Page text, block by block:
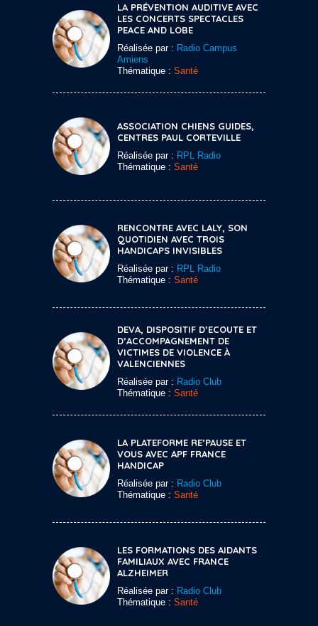
LA PRÉVENTION AUDITIVE AVEC
LES CONCERTS SPECTACLES
PEACE AND LOBE
Réalisée par : Radio Campus
Amiens
Thématique : Santé
ASSOCIATION CHIENS GUIDES,
CENTRES PAUL CORTEVILLE
Réalisée par : RPL Radio
Thématique : Santé
RENCONTRE AVEC LALY, SON
QUOTIDIEN AVEC TROIS
HANDICAPS INVISIBLES
Réalisée par : RPL Radio
Thématique : Santé
DEVA, DISPOSITIF D’ECOUTE ET
D’ACCOMPAGNEMENT DE
VICTIMES DE VIOLENCE À
VALENCIENNES
Réalisée par : Radio Club
Thématique : Santé
LA PLATEFORME RE’PAUSE ET
VOUS AVEC APF FRANCE
HANDICAP
Réalisée par : Radio Club
Thématique : Santé
LES FORMATIONS DES AIDANTS
FAMILIAUX AVEC FRANCE
ALZHEIMER
Réalisée par : Radio Club
Thématique : Santé